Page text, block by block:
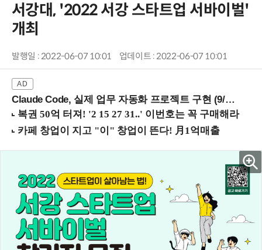
서강대, '2022 서강 스타트업 서바이벌'
개최
발행일 : 2022-06-07 10:01 업데이트 : 2022-06-07 10:01
Claude Code, 실제 업무 자동화 프로젝트 구현 (9/16 ~17 강남역)